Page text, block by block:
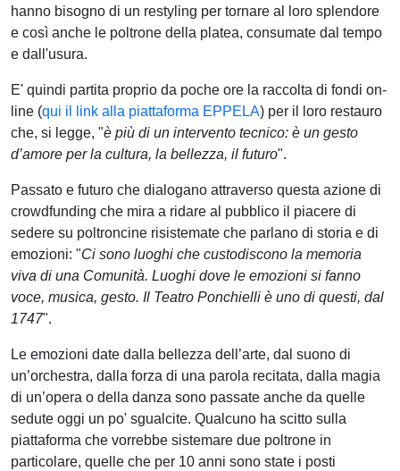
hanno bisogno di un restyling per tornare al loro splendore
e così anche le poltrone della platea, consumate dal tempo
e dall'usura.
E' quindi partita proprio da poche ore la raccolta di fondi on-
line (qui il link alla piattaforma EPPELA) per il loro restauro
che, si legge, "è più di un intervento tecnico: è un gesto
d’amore per la cultura, la bellezza, il futuro".
Passato e futuro che dialogano attraverso questa azione di
crowdfunding che mira a ridare al pubblico il piacere di
sedere su poltroncine risistemate che parlano di storia e di
emozioni: "Ci sono luoghi che custodiscono la memoria
viva di una Comunità. Luoghi dove le emozioni si fanno
voce, musica, gesto. Il Teatro Ponchielli è uno di questi, dal
1747".
Le emozioni date dalla bellezza dell’arte, dal suono di
un’orchestra, dalla forza di una parola recitata, dalla magia
di un’opera o della danza sono passate anche da quelle
sedute oggi un po' sgualcite. Qualcuno ha scitto sulla
piattaforma che vorrebbe sistemare due poltrone in
particolare, quelle che per 10 anni sono state i posti